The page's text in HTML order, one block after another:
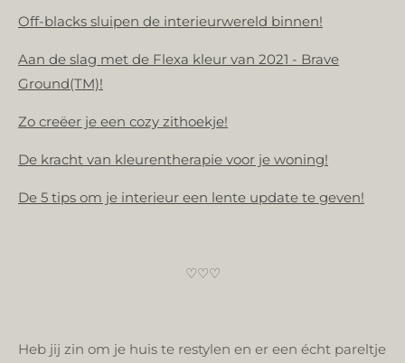
Off-blacks sluipen de interieurwereld binnen!
Aan de slag met de Flexa kleur van 2021 - Brave
Ground(TM)!
Zo creëer je een cozy zithoekje!
De kracht van kleurentherapie voor je woning!
De 5 tips om je interieur een lente update te geven!
♡♡♡
Heb jij zin om je huis te restylen en er een écht pareltje